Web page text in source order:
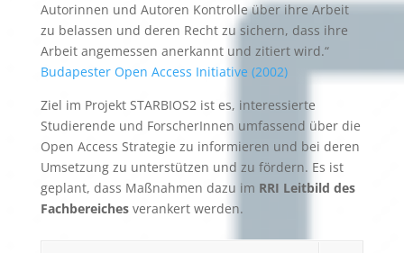
Autorinnen und Autoren Kontrolle über ihre Arbeit
zu belassen und deren Recht zu sichern, dass ihre
Arbeit angemessen anerkannt und zitiert wird.“
Budapester Open Access Initiative (2002)
Ziel im Projekt STARBIOS2 ist es, interessierte
Studierende und ForscherInnen umfassend über die
Open Access Strategie zu informieren und bei deren
Umsetzung zu unterstützen und zu fördern. Es ist
geplant, dass Maßnahmen dazu im RRI Leitbild des
Fachbereichesverankert werden.